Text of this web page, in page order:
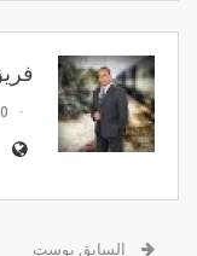
0 تعليقات
السابق بوست